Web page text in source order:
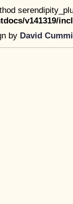
v141319/
by David